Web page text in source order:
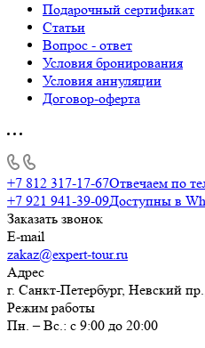
Подарочный сертификат
Статьи
Вопрос - ответ
Условия бронирования
Условия аннуляции
Договор-оферта
+7 812 317-17-67Отвечаем по
+7 921 941-39-09Доступны в
Заказать звонок
E-mail
zakaz@expert-tour.ru
Адрес
г. Санкт-Петербург, Невский
Режим работы
Пн. – Вс.: с 9:00 до 20:00